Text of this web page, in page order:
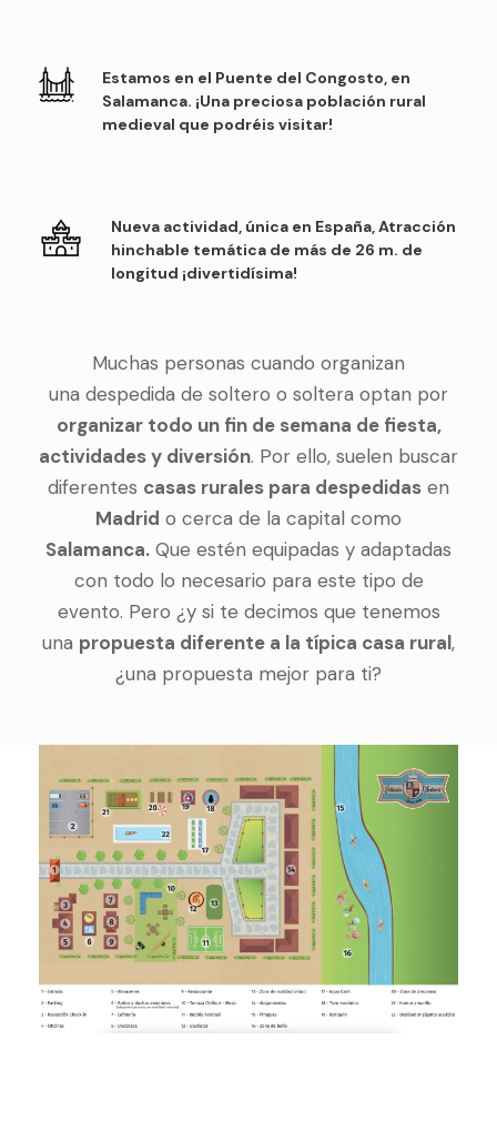
Estamos en el Puente del Congosto, en
Salamanca. ¡Una preciosa población rural
medieval que podréis visitar!
Nueva actividad, única en España, Atracción
hinchable temática de más de 26 m. de
longitud ¡divertidísima!
Muchas personas cuando organizan
una despedida de soltero o soltera optan por
organizar todo un fin de semana de fiesta,
actividades y diversión. Por ello, suelen buscar
diferentes casas rurales para despedidas en
Madrid o cerca de la capital como
Salamanca. Que estén equipadas y adaptadas
con todo lo necesario para este tipo de
evento. Pero ¿y si te decimos que tenemos
una propuesta diferente a la típica casa rural,
¿una propuesta mejor para ti?